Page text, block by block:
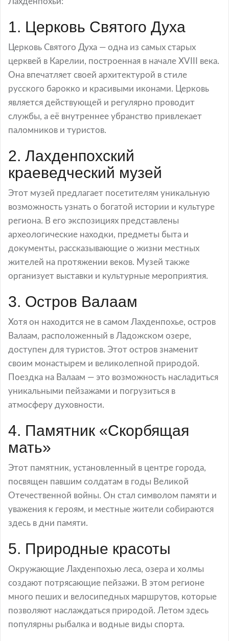
1. Церковь Святого Духа
Церковь Святого Духа — одна из самых старых
церквей в Карелии, построенная в начале XVIII века.
Она впечатляет своей архитектурой в стиле
русского барокко и красивыми иконами. Церковь
является действующей и регулярно проводит
службы, а её внутреннее убранство привлекает
паломников и туристов.
2. Лахденпохский
краеведческий музей
Этот музей предлагает посетителям уникальную
возможность узнать о богатой истории и культуре
региона. В его экспозициях представлены
археологические находки, предметы быта и
документы, рассказывающие о жизни местных
жителей на протяжении веков. Музей также
организует выставки и культурные мероприятия.
3. Остров Валаам
Хотя он находится не в самом Лахденпохье, остров
Валаам, расположенный в Ладожском озере,
доступен для туристов. Этот остров знаменит
своим монастырем и великолепной природой.
Поездка на Валаам — это возможность насладиться
уникальными пейзажами и погрузиться в
атмосферу духовности.
4. Памятник «Скорбящая
мать»
Этот памятник, установленный в центре города,
посвящен павшим солдатам в годы Великой
Отечественной войны. Он стал символом памяти и
уважения к героям, и местные жители собираются
здесь в дни памяти.
5. Природные красоты
Окружающие Лахденпохью леса, озера и холмы
создают потрясающие пейзажи. В этом регионе
много пеших и велосипедных маршрутов, которые
позволяют наслаждаться природой. Летом здесь
популярны рыбалка и водные виды спорта.